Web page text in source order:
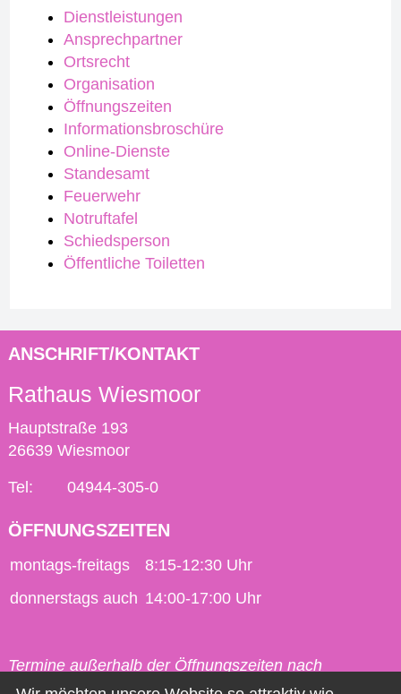
Dienstleistungen
Ansprechpartner
Ortsrecht
Organisation
Öffnungszeiten
Informationsbroschüre
Online-Dienste
Standesamt
Feuerwehr
Notruftafel
Schiedsperson
Öffentliche Toiletten
ANSCHRIFT/KONTAKT
Rathaus Wiesmoor
Hauptstraße 193
26639 Wiesmoor
Tel: 04944-305-0
ÖFFNUNGSZEITEN
montags-freitags
8:15-12:30 Uhr
donnerstags auch 14:00-17:00 Uhr
Termine außerhalb der Öffnungszeiten nach
vorheriger Vereinbarung möglich.